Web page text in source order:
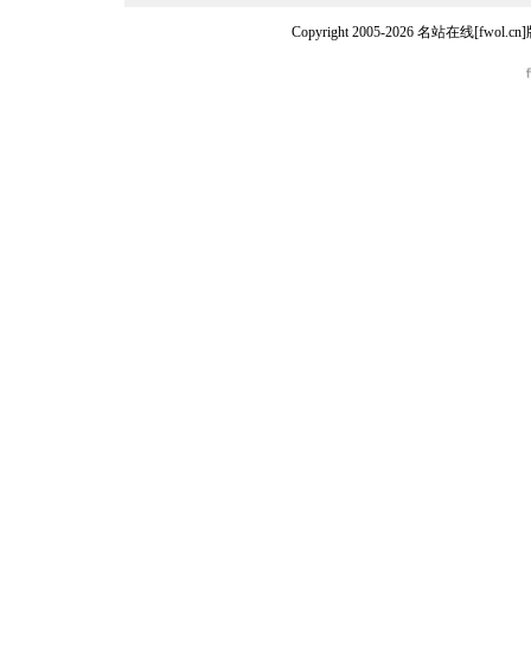
Copyright 2005-2026 名站在线